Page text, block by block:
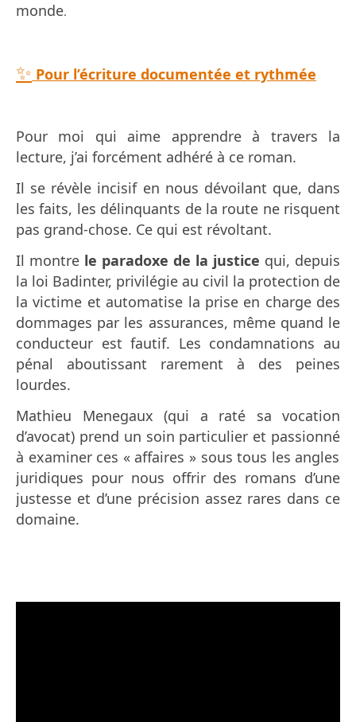
monde.
✨ Pour l’écriture documentée et rythmée
Pour moi qui aime apprendre à travers la
lecture, j’ai forcément adhéré à ce roman.
Il se révèle incisif en nous dévoilant que, dans
les faits, les délinquants de la route ne risquent
pas grand-chose. Ce qui est révoltant.
Il montre le paradoxe de la justice qui, depuis
la loi Badinter, privilégie au civil la protection de
la victime et automatise la prise en charge des
dommages par les assurances, même quand le
conducteur est fautif. Les condamnations au
pénal aboutissant rarement à des peines
lourdes.
Mathieu Menegaux (qui a raté sa vocation
d’avocat) prend un soin particulier et passionné
à examiner ces « affaires » sous tous les angles
juridiques pour nous offrir des romans d’une
justesse et d’une précision assez rares dans ce
domaine.